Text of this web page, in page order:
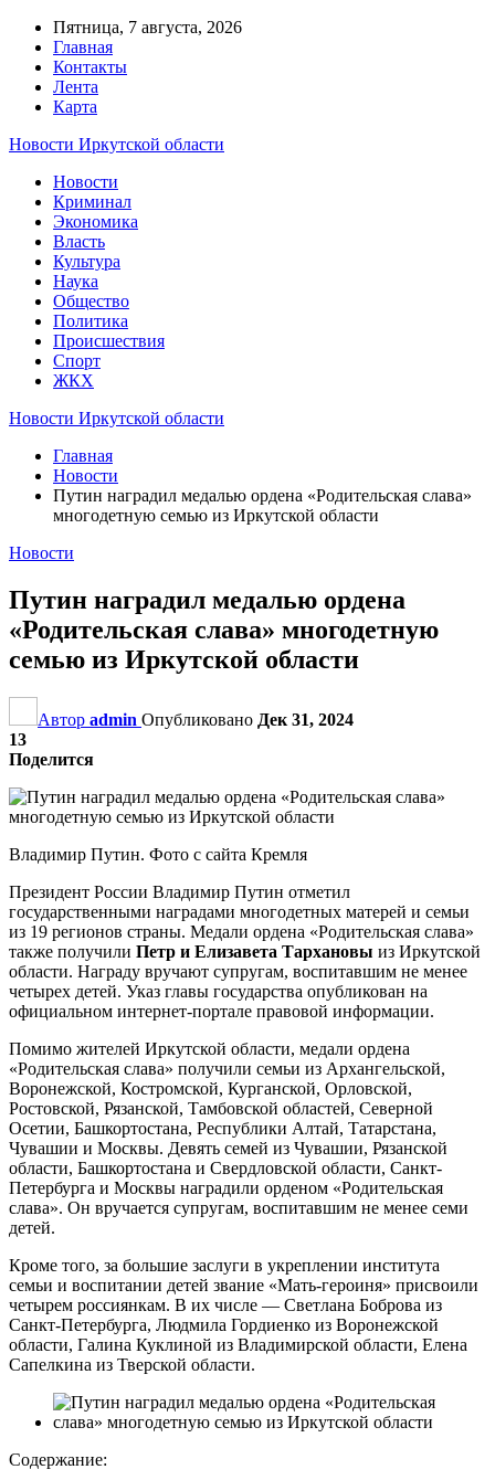
Пятница, 7 августа, 2026
Главная
Контакты
Лента
Карта
Новости Иркутской области
Новости
Криминал
Экономика
Власть
Культура
Наука
Общество
Политика
Происшествия
Спорт
ЖКХ
Новости Иркутской области
Главная
Новости
Путин наградил медалью ордена «Родительская слава»
многодетную семью из Иркутской области
Новости
Путин наградил медалью ордена
«Родительская слава» многодетную
семью из Иркутской области
Автор admin Опубликовано Дек 31, 2024
13
Поделится
Владимир Путин. Фото с сайта Кремля
Президент России Владимир Путин отметил
государственными наградами многодетных матерей и семьи
из 19 регионов страны. Медали ордена «Родительская слава»
также получили Петр и Елизавета Тархановы из Иркутской
области. Награду вручают супругам, воспитавшим не менее
четырех детей. Указ главы государства опубликован на
официальном интернет-портале правовой информации.
Помимо жителей Иркутской области, медали ордена
«Родительская слава» получили семьи из Архангельской,
Воронежской, Костромской, Курганской, Орловской,
Ростовской, Рязанской, Тамбовской областей, Северной
Осетии, Башкортостана, Республики Алтай, Татарстана,
Чувашии и Москвы. Девять семей из Чувашии, Рязанской
области, Башкортостана и Свердловской области, Санкт-
Петербурга и Москвы наградили орденом «Родительская
слава». Он вручается супругам, воспитавшим не менее семи
детей.
Кроме того, за большие заслуги в укреплении института
семьи и воспитании детей звание «Мать-героиня» присвоили
четырем россиянкам. В их числе — Светлана Боброва из
Санкт-Петербурга, Людмила Гордиенко из Воронежской
области, Галина Куклиной из Владимирской области, Елена
Сапелкина из Тверской области.
Содержание: